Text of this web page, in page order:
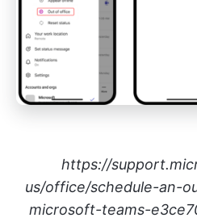
https://
us/office/schedule-an-
microsoft-teams-